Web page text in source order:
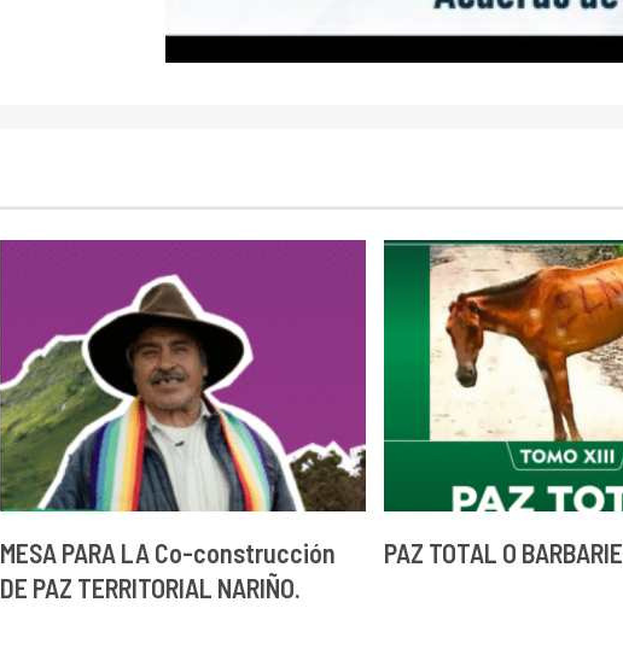
MESA PARA LA Co-construcción
DE PAZ TERRITORIAL NARIÑO.
PAZ TOTAL O BARBARIE